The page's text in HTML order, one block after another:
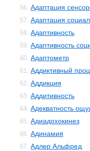
56. Адаптация
57. Адаптация
58. Адаптивность
59. Адаптивность
60. Адаптометр
61. Аддиктивный
62. Аддикция
63. Аддитивность
64. Адекватность
65. Адиадохокинез
66. Адинамия
67. Адлер Альфред